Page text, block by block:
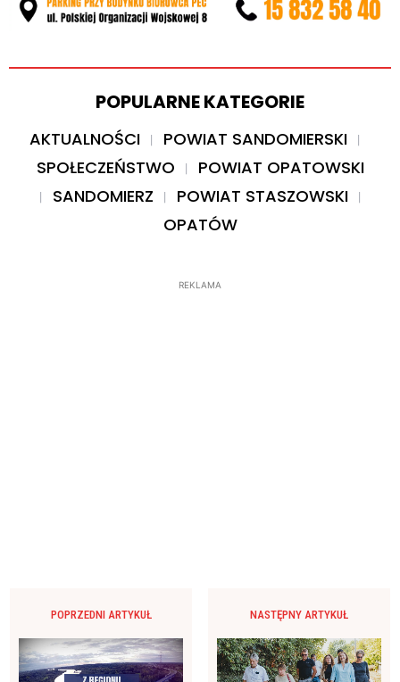
POPULARNE KATEGORIE
AKTUALNOŚCI
POWIAT SANDOMIERSKI
SPOŁECZEŃSTWO
POWIAT OPATOWSKI
SANDOMIERZ
POWIAT STASZOWSKI
OPATÓW
REKLAMA
POPRZEDNI ARTYKUŁ NASTĘPNY ARTYKUŁ